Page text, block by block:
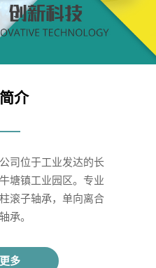
介
司位于工业发达的长
塘镇工业园区。专业
滚子轴承，单向离合
承。
多